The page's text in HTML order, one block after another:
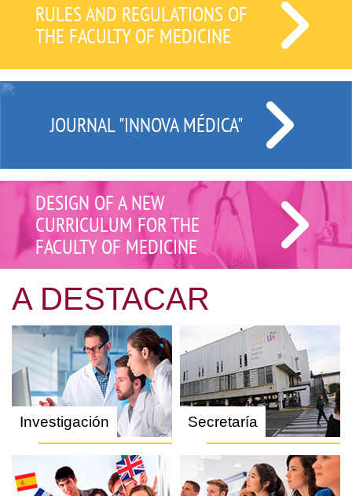
RULES AND REGULATIONS OF
THE FACULTY OF MEDICINE
JOURNAL "INNOVA MÉDICA"
DESIGN OF A NEW
CURRICULUM FOR THE
FACULTY OF MEDICINE
A DESTACAR
Investigación Secretaría